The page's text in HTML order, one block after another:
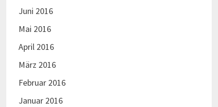
Juni 2016
Mai 2016
April 2016
März 2016
Februar 2016
Januar 2016